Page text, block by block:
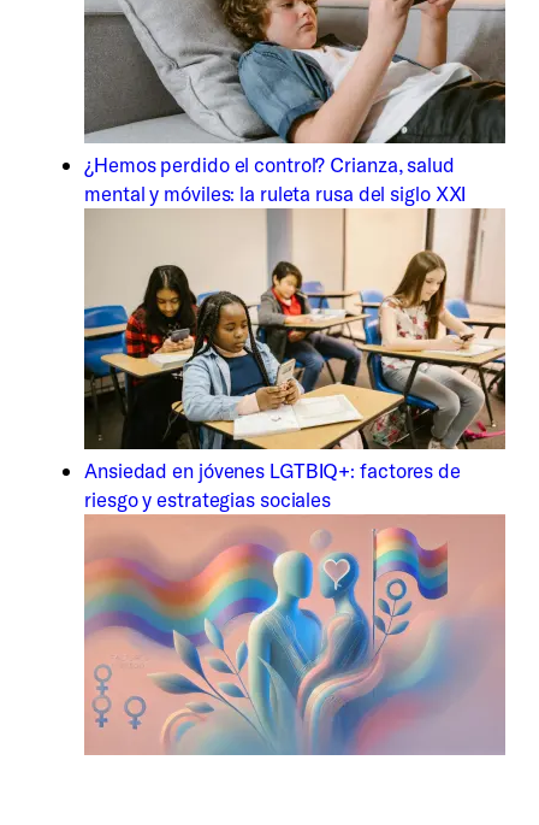
¿Hemos perdido el control? Crianza, salud
mental y móviles: la ruleta rusa del siglo XXI
Ansiedad en jóvenes LGTBIQ+: factores de
riesgo y estrategias sociales